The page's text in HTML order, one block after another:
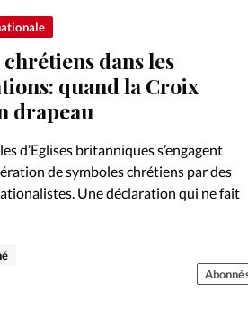
dans les
quand la Croix
drapeau
d’Eglises britanniques s’engagent
de symboles chrétiens par des
Une déclaration qui ne fait